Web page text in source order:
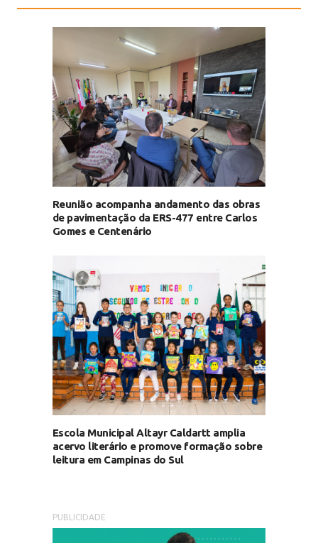
Reunião acompanha andamento das obras
de pavimentação da ERS-477 entre Carlos
Gomes e Centenário
Escola Municipal Altayr Caldartt amplia
acervo literário e promove formação sobre
leitura em Campinas do Sul
PUBLICIDADE